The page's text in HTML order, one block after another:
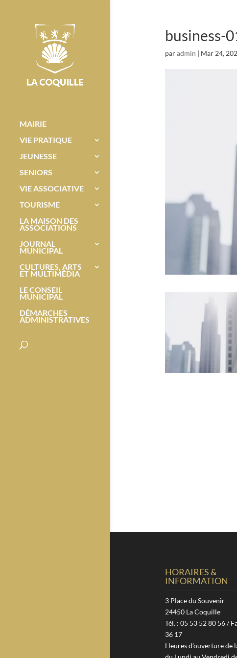
MAIRIE
VIE PRATIQUE
JEUNESSE
SENIORS
VIE ASSOCIATIVE
TOURISME
LA MAISON DES
ASSOCIATIONS
JOURNAL
MUNICIPAL
CULTURES, ARTS
ET MULTIMÉDIA
LE CONSEIL
MUNICIPAL
DÉMARCHES
ADMINISTRATIVES
business-
paradmin | Mar 24,
HORAIRES &
INFORMATION
3 Place du Souvenir
24450 La Coquille
Tél. : 05 53 52 80 56 /
36 17
Heures d’ouverture de